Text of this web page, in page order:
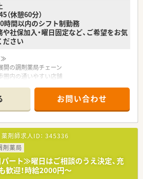
て／／／
社をおき、福島県を中心とし多数店舗展開して
舗展開をベースに、地域医療に開かれた薬局作
店舗があることが多く、通勤範囲内でさまざま
ただけます。
（休憩60分）
間以内のシフト制勤務
社保加入・曜日固定など、ご希望をお気
ださい
≫
開の調剤薬局チェーン
圏内の通いやすい店舗
非常に高い休める環境が魅力の薬局です♪
≫
パート募集
お人柄に応じて近隣の店舗から候補をご提案い
代、シニアスタッフなど幅広い年代の方が活躍
き方、ライフプランに柔軟に対応し、働きやす
している薬局のパート求人です◎
お問い合わせ
薬剤師求人ID： 345336
剤薬局
パート≫曜日はご相談のうえ決定、充
歓迎！時給2000円～